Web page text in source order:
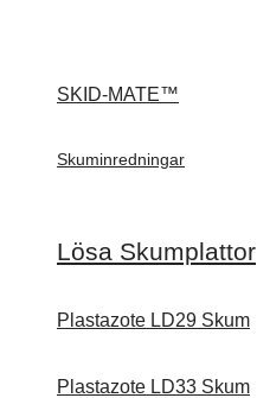
SKID-MATE™
Skuminredningar
Lösa Skumplattor
Plastazote LD29 Skum
Plastazote LD33 Skum